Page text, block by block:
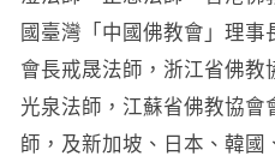
國臺灣「中國佛教會」理
會長戒晟法師，浙江省佛教
光泉法師，江蘇省佛教協會
師，及新加坡、日本、韓國